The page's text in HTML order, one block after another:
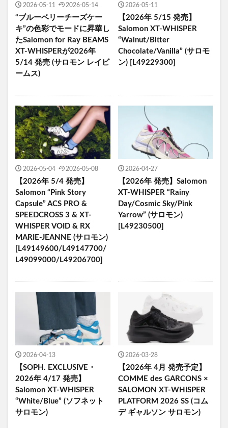
2026-05-11 2026-05-14
“ブルーベリーチーズケー
キ”の色彩でモードに昇華し
たSalomon for Ray BEAMS
XT-WHISPERが2026年
5/14 発売 (サロモン レイビ
ームス)
2026-05-11
【2026年 5/15 発売】
Salomon XT-WHISPER
“Walnut/Bitter
Chocolate/Vanilla” (サロモ
ン) [L49229300]
2026-05-04 2026-05-08
【2026年 5/4 発売】
Salomon “Pink Story
Capsule” ACS PRO &
SPEEDCROSS 3 & XT-
WHISPER VOID & RX
MARIE-JEANNE (サロモン)
[L49149600/L49147700/
L49099000/L49206700]
2026-04-27
【2026年 発売】Salomon
XT-WHISPER “Rainy
Day/Cosmic Sky/Pink
Yarrow” (サロモン)
[L49230500]
2026-04-13
【SOPH. EXCLUSIVE・
2026年 4/17 発売】
Salomon XT-WHISPER
“White/Blue” (ソフネット
サロモン)
2026-03-28
【2026年 4月 発売予定】
COMME des GARCONS ×
SALOMON XT-WHISPER
PLATFORM 2026 SS (コム
デ ギャルソン サロモン)